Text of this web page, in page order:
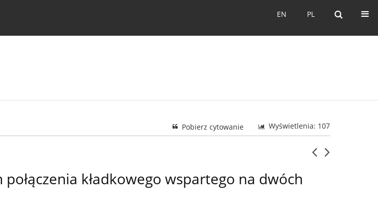
PL
EN PL
EN
Wyświetlenia: 107
Pobierz cytowanie
kładkowego wspartego na dwóch